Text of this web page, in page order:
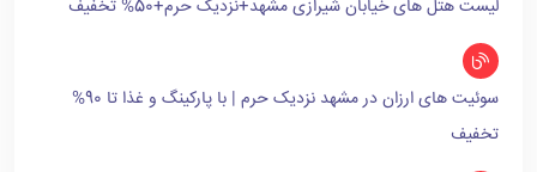
لیست هتل های خیابان شیرازی مشهد+نزدیک حرم+50% تخفیف
سوئیت های ارزان در مشهد نزدیک حرم | با پارکینگ و غذا تا 90%
تخفیف